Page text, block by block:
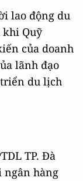
lao động du
Quỹ
của doanh
lãnh đạo
triển du lịch
TP. Đà
ngân hàng